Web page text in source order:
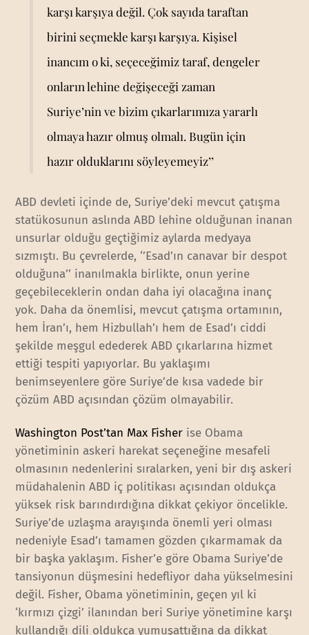
karşı karşıya değil. Çok sayıda taraftan
birini seçmekle karşı karşıya. Kişisel
inancım o ki, seçeceğimiz taraf, dengeler
onların lehine değişeceği zaman
Suriye’nin ve bizim çıkarlarımıza yararlı
olmaya hazır olmuş olmalı. Bugün için
hazır olduklarını söyleyemeyiz’’
ABD devleti içinde de, Suriye’deki mevcut çatışma
statükosunun aslında ABD lehine olduğunan inanan
unsurlar olduğu geçtiğimiz aylarda medyaya
sızmıştı. Bu çevrelerde, ‘’Esad’ın canavar bir despot
olduğuna’’ inanılmakla birlikte, onun yerine
geçebileceklerin ondan daha iyi olacağına inanç
yok. Daha da önemlisi, mevcut çatışma ortamının,
hem İran’ı, hem Hizbullah’ı hem de Esad’ı ciddi
şekilde meşgul edederek ABD çıkarlarına hizmet
ettiği tespiti yapıyorlar. Bu yaklaşımı
benimseyenlere göre Suriye’de kısa vadede bir
çözüm ABD açısından çözüm olmayabilir.
Washington Post’tan Max Fisher ise Obama
yönetiminin askeri harekat seçeneğine mesafeli
olmasının nedenlerini sıralarken, yeni bir dış askeri
müdahalenin ABD iç politikası açısından oldukça
yüksek risk barındırdığına dikkat çekiyor öncelikle.
Suriye’de uzlaşma arayışında önemli yeri olması
nedeniyle Esad’ı tamamen gözden çıkarmamak da
bir başka yaklaşım. Fisher’e göre Obama Suriye’de
tansiyonun düşmesini hedefliyor daha yükselmesini
değil. Fisher, Obama yönetiminin, geçen yıl ki
‘kırmızı çizgi’ ilanından beri Suriye yönetimine karşı
kullandığı dili oldukça yumuşattığına da dikkat